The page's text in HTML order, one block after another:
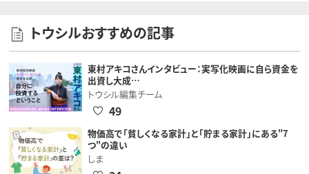
トウシルおすすめの記事
東村アキコさんインタビュー：実写化映画に自ら資金を
出資し大成…
トウシル編集チーム
49
物価高で「貧しくなる家計」と「貯まる家計」にある"7
つ"の違い
しま